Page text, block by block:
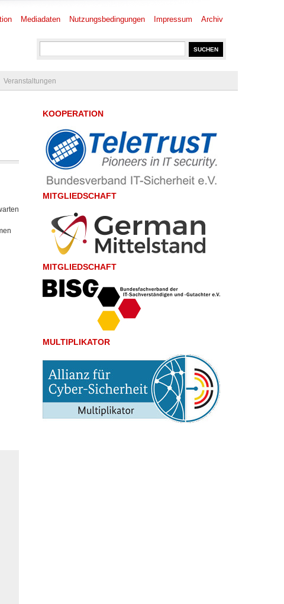
Mediadaten Nutzungsbedingungen Impressum Archiv
Veranstaltungen
KOOPERATION
MITGLIEDSCHAFT
MITGLIEDSCHAFT
MULTIPLIKATOR